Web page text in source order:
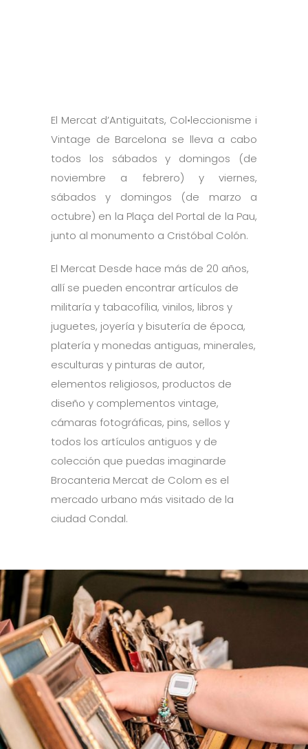
El Mercat d’Antiguitats, Col•leccionisme i
Vintage de Barcelona se lleva a cabo
todos los sábados y domingos (de
noviembre a febrero) y viernes,
sábados y domingos (de marzo a
octubre) en la Plaça del Portal de la Pau,
junto al monumento a Cristóbal Colón.
El Mercat Desde hace más de 20 años,
allí se pueden encontrar artículos de
militaría y tabacofília, vinilos, libros y
juguetes, joyería y bisutería de época,
platería y monedas antiguas, minerales,
esculturas y pinturas de autor,
elementos religiosos, productos de
diseño y complementos vintage,
cámaras fotográficas, pins, sellos y
todos los artículos antiguos y de
colección que puedas imaginarde
Brocanteria Mercat de Colom es el
mercado urbano más visitado de la
ciudad Condal.